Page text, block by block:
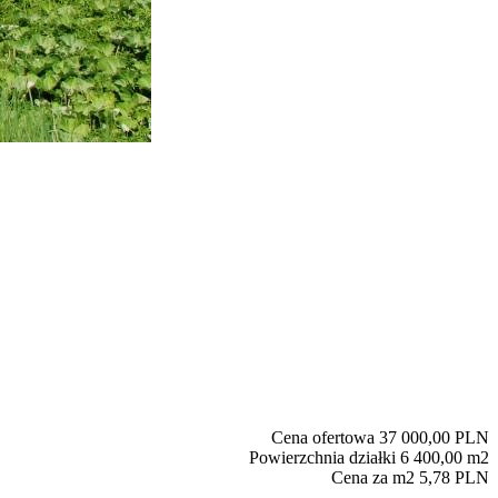
Cena ofertowa 37 000,00 PLN
Powierzchnia działki 6 400,00 m2
Cena za m2 5,78 PLN